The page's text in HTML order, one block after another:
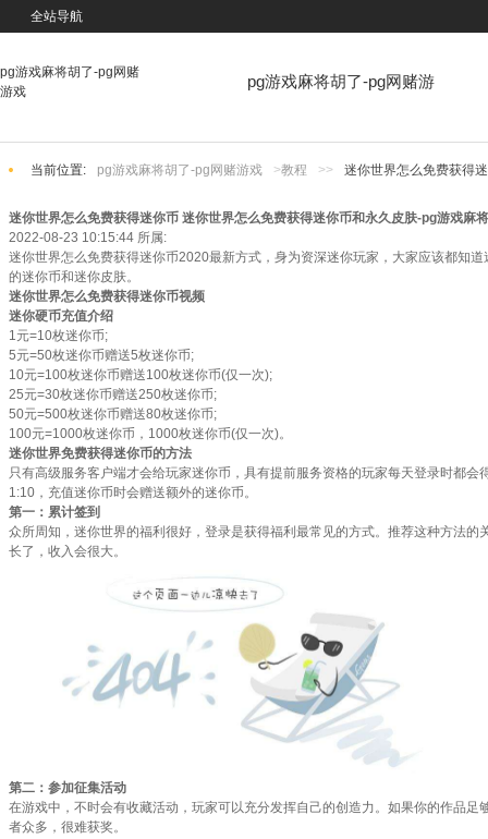
全站导航
pg游戏麻将胡了-pg网赌
游戏
pg游戏麻将胡了-pg网赌游
当前位置: pg游戏麻将胡了-pg网赌游戏 >教程 >> 迷你世界怎么免费获得
迷你世界怎么免费获得迷你币 迷你世界怎么免费获得迷你币和永久皮肤-pg游戏麻
2022-08-23 10:15:44 所属:
迷你世界怎么免费获得迷你币2020最新方式，身为资深迷你玩家，大家应该都知
的迷你币和迷你皮肤。
迷你世界怎么免费获得迷你币视频
迷你硬币充值介绍
1元=10枚迷你币;
5元=50枚迷你币赠送5枚迷你币;
10元=100枚迷你币赠送100枚迷你币(仅一次);
25元=30枚迷你币赠送250枚迷你币;
50元=500枚迷你币赠送80枚迷你币;
100元=1000枚迷你币，1000枚迷你币(仅一次)。
迷你世界免费获得迷你币的方法
只有高级服务客户端才会给玩家迷你币，具有提前服务资格的玩家每天登录时都
1:10，充值迷你币时会赠送额外的迷你币。
第一：累计签到
众所周知，迷你世界的福利很好，登录是获得福利最常见的方式。推荐这种方法
长了，收入会很大。
第二：参加征集活动
在游戏中，不时会有收藏活动，玩家可以充分发挥自己的创造力。如果你的作品
者众多，很难获奖。